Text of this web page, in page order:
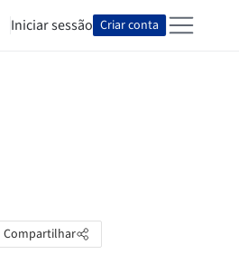
Iniciar sessão Criar conta
Compartilhar